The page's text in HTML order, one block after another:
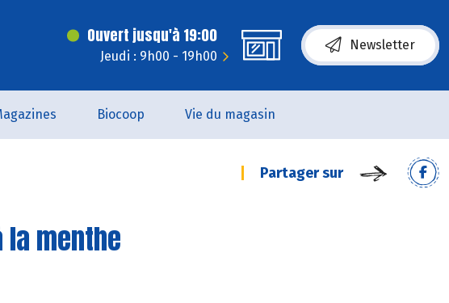
Ouvert jusqu'à 19:00
Jeudi : 9h00 - 19h00
Newsletter
Biocoop Vie du magasin
Partager sur
la menthe